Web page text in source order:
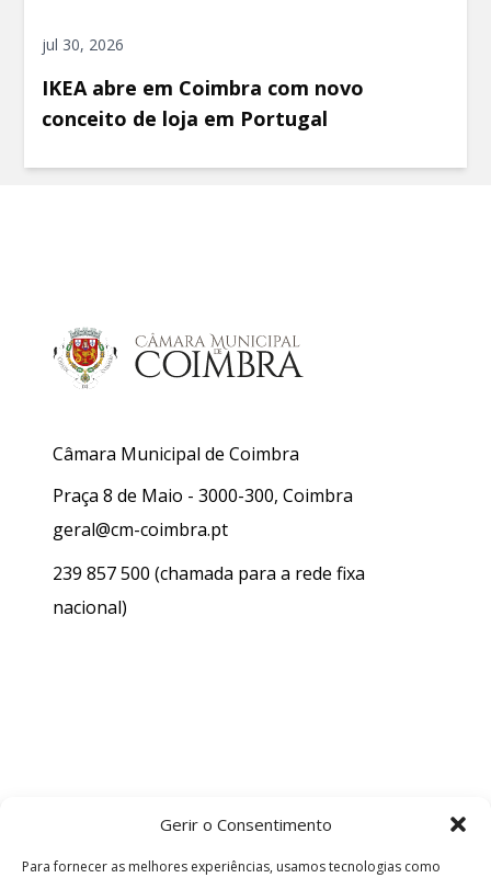
Gerir o Consentimento
Para fornecer as melhores experiências, usamos tecnologias como
jul 30, 2026
IKEA abre em Coimbra com novo
conceito de loja em Portugal
Câmara Municipal de Coimbra
Praça 8 de Maio - 3000-300, Coimbra
geral@cm-coimbra.pt
239 857 500 (chamada para a rede fixa
nacional)